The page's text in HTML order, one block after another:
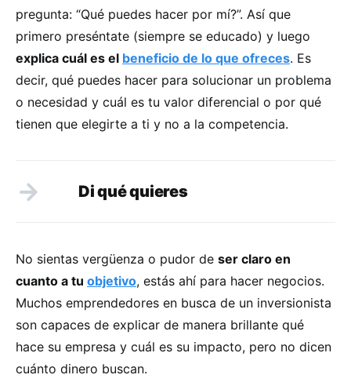
pregunta: “Qué puedes hacer por mí?”. Así que
primero preséntate (siempre se educado) y luego
explica cuál es el beneficio de lo que ofreces. Es
decir, qué puedes hacer para solucionar un problema
o necesidad y cuál es tu valor diferencial o por qué
tienen que elegirte a ti y no a la competencia.
Di qué quieres
No sientas vergüenza o pudor de ser claro en
cuanto a tu objetivo, estás ahí para hacer negocios.
Muchos emprendedores en busca de un inversionista
son capaces de explicar de manera brillante qué
hace su empresa y cuál es su impacto, pero no dicen
cuánto dinero buscan.